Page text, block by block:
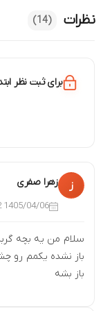
نظرات (14)
برای ثبت نظر
ز زهرا صفری
1405/04/06 12:42
سلام من یه بچه
باز نشده یکمم رو
باز بشه